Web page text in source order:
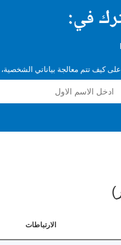
في:
كيف تتم معالجة بياناتي الشخصية،
الارتباطات